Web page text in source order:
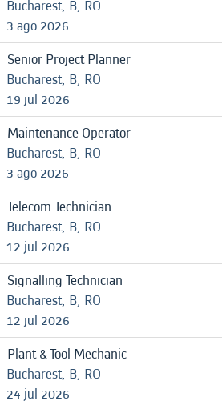
Bucharest, B, RO
3 ago 2026
Senior Project Planner
Bucharest, B, RO
19 jul 2026
Maintenance Operator
Bucharest, B, RO
3 ago 2026
Telecom Technician
Bucharest, B, RO
12 jul 2026
Signalling Technician
Bucharest, B, RO
12 jul 2026
Plant & Tool Mechanic
Bucharest, B, RO
24 jul 2026